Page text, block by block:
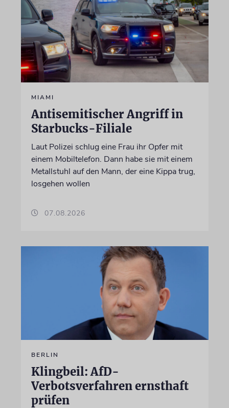
MIAMI
Antisemitischer Angriff in
Starbucks-Filiale
Laut Polizei schlug eine Frau ihr Opfer mit
einem Mobiltelefon. Dann habe sie mit einem
Metallstuhl auf den Mann, der eine Kippa trug,
losgehen wollen
07.08.2026
BERLIN
Klingbeil: AfD-
Verbotsverfahren ernsthaft
prüfen